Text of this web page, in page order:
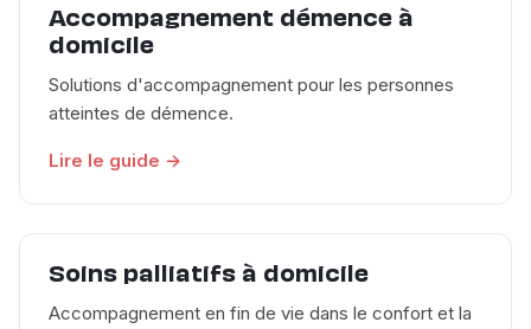
Accompagnement démence à
domicile
Solutions d'accompagnement pour les personnes
atteintes de démence.
Lire le guide →
Soins palliatifs à domicile
Accompagnement en fin de vie dans le confort et la